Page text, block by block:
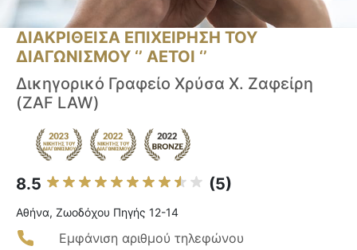
ΔΙΑΚΡΙΘΕΙΣΑ ΕΠΙΧΕΙΡΗΣΗ ΤΟΥ
ΔΙΑΓΩΝΙΣΜΟΥ ‘’ ΑΕΤΟΙ ‘’
Δικηγορικό Γραφείο Χρύσα Χ. Ζαφείρη
(ZAF LAW)
8.5 (5)
Αθήνα, Ζωοδόχου Πηγής 12-14
Εμφάνιση αριθμού τηλεφώνου